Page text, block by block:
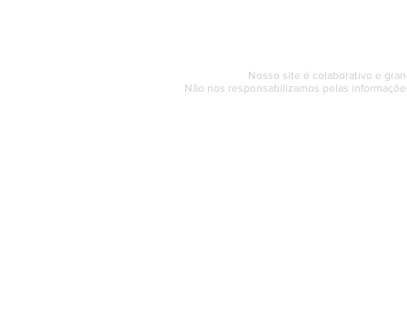
Nosso site é colaborativo e
Não nos responsabilizamos pelas